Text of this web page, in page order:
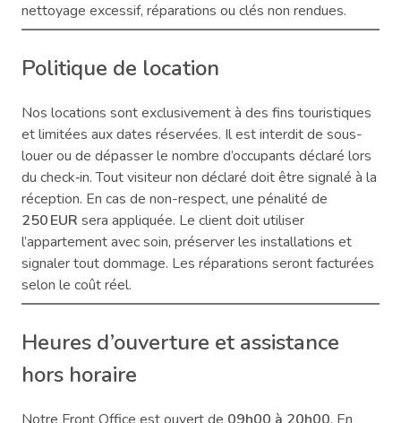
nettoyage excessif, réparations ou clés non rendues.
Politique de location
Nos locations sont exclusivement à des fins touristiques
et limitées aux dates réservées. Il est interdit de sous-
louer ou de dépasser le nombre d’occupants déclaré lors
du check‑in. Tout visiteur non déclaré doit être signalé à la
réception. En cas de non-respect, une pénalité de
250 EUR sera appliquée. Le client doit utiliser
l’appartement avec soin, préserver les installations et
signaler tout dommage. Les réparations seront facturées
selon le coût réel.
Heures d’ouverture et assistance
hors horaire